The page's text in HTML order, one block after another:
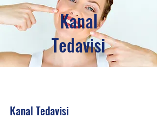
Kanal
Tedavisi
Kanal Tedavisi